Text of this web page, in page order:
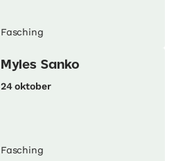
Fasching
Myles Sanko
24 oktober
Fasching